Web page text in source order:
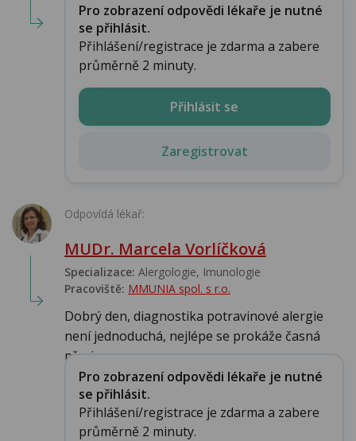
Pro zobrazení odpovědi lékaře je nutné
se přihlásit.
Přihlášení/registrace je zdarma a zabere
průměrně 2 minuty.
Přihlásit se
Zaregistrovat
Odpovídá lékař:
MUDr. Marcela Vorlíčková
Specializace: Alergologie‎, Imunologie‎
Pracoviště: MMUNIA spol. s r.o.
Dobrý den, diagnostika potravinové alergie
není jednoduchá, nejlépe se prokáže časná
přeci...
Pro zobrazení odpovědi lékaře je nutné
se přihlásit.
Přihlášení/registrace je zdarma a zabere
průměrně 2 minuty.